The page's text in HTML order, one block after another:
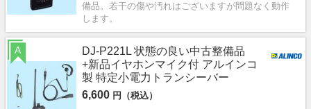
備品。若干の傷や汚れはございますが問題なく動作
します。
DJ-P221L 状態の良い中古整備品
+新品イヤホンマイク付 アルインコ
製 特定小電力トランシーバー
6,600 円（税込）
A